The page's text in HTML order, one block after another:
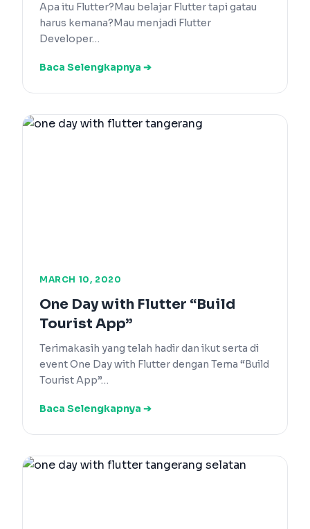
Apa itu Flutter?Mau belajar Flutter tapi gatau
harus kemana?Mau menjadi Flutter
Developer…
Baca Selengkapnya ➔
MARCH 10, 2020
One Day with Flutter “Build
Tourist App”
Terimakasih yang telah hadir dan ikut serta di
event One Day with Flutter dengan Tema “Build
Tourist App”…
Baca Selengkapnya ➔